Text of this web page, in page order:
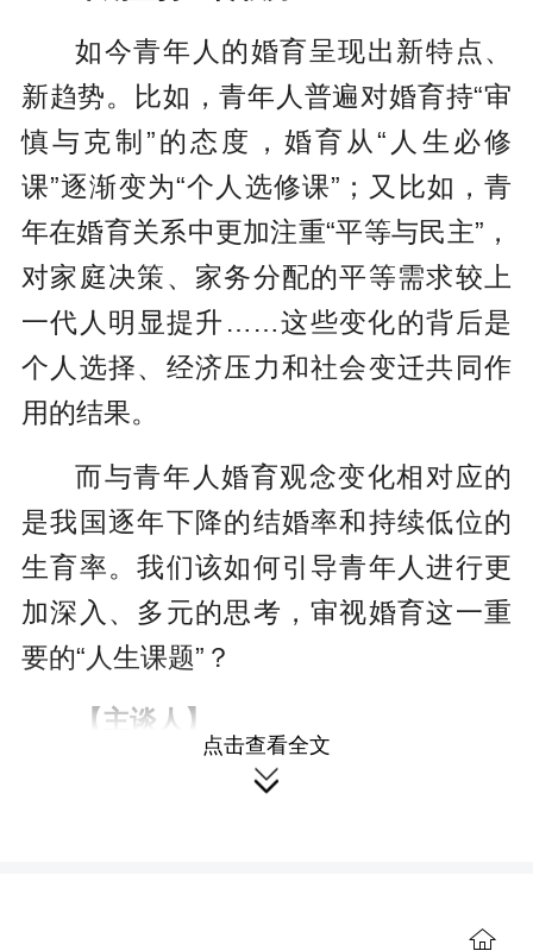
如今青年人的婚育呈现出新特点、
新趋势。比如，青年人普遍对婚育持“审
慎与克制”的态度，婚育从“人生必修
课”逐渐变为“个人选修课”；又比如，青
年在婚育关系中更加注重“平等与民主”，
对家庭决策、家务分配的平等需求较上
一代人明显提升……这些变化的背后是
个人选择、经济压力和社会变迁共同作
用的结果。
而与青年人婚育观念变化相对应的
是我国逐年下降的结婚率和持续低位的
生育率。我们该如何引导青年人进行更
加深入、多元的思考，审视婚育这一重
要的“人生课题”？
【主谈人】
李珣，团中央青年讲师团、湖南共
点击查看全文
